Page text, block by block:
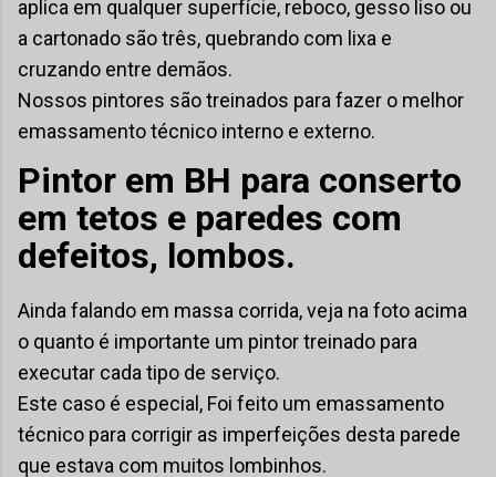
aplica em qualquer superfície, reboco, gesso liso ou
a cartonado são três, quebrando com lixa e
cruzando entre demãos.
Nossos pintores são treinados para fazer o melhor
emassamento técnico interno e externo.
Pintor em BH para conserto
em tetos e paredes com
defeitos, lombos.
Ainda falando em massa corrida, veja na foto acima
o quanto é importante um pintor treinado para
executar cada tipo de serviço.
Este caso é especial, Foi feito um emassamento
técnico para corrigir as imperfeições desta parede
que estava com muitos lombinhos.